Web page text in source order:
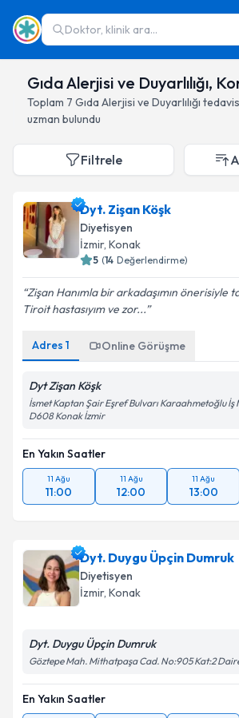
Doktor, klinik ara...
Gıda Alerjisi ve Duyarlılığı,
Toplam 7 Gıda Alerjisi ve Duyarlılığı
uzman bulundu
Filtrele
Dyt. Zişan Köşk
Diyetisyen
İzmir, Konak
5 (14 Değerlendirme)
Zişan Hanımla bir arkadaşımın önerisiyle
Tiroit hastasıyım ve zor...
Adres 1 Online Görüşme
Dyt Zişan Köşk
İsmet Kaptan Şair Eşref Bulvarı Karaahmetoğlu İş
D608 Konak İzmir
En Yakın Saatler
11 Ağu
11:00
11 Ağu
12:00
11 Ağu
13:00
Dyt. Duygu Üpçin Dumruk
Diyetisyen
İzmir, Konak
Dyt. Duygu Üpçin Dumruk
Göztepe Mah. Mithatpaşa Cad. No:905 Kat:2
En Yakın Saatler